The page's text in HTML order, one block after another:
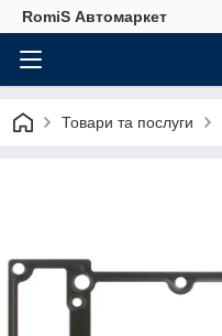
RomiS Автомаркет
Товари та послуги